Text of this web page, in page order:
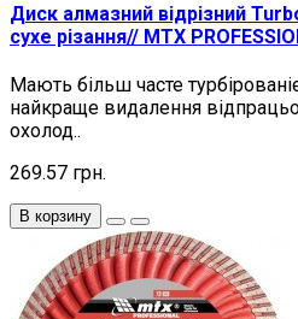
Диск алмазний відрізний
сухе різання// MTX
Мають більш часте
найкраще видалення
охолод..
269.57 грн.
В корзину